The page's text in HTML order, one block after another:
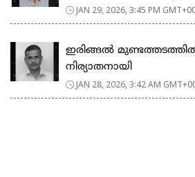
JAN 29, 2026, 3:45 PM
ഇരിങ്ങൽ
നിര്യാതനായി
JAN 28, 2026, 3:42 AM